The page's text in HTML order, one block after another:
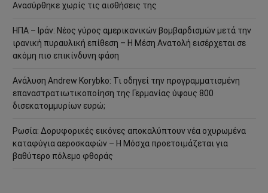
Ανασύρθηκε χωρίς τις αισθήσεις της
ΗΠΑ – Ιράν: Νέος γύρος αμερικανικών βομβαρδισμών μετά την
ιρανική πυραυλική επίθεση – Η Μέση Ανατολή εισέρχεται σε
ακόμη πιο επικίνδυνη φάση
Ανάλυση Andrew Korybko: Τι οδηγεί την προγραμματισμένη
επαναστρατιωτικοποίηση της Γερμανίας ύψους 800
δισεκατομμυρίων ευρώ;
Ρωσία: Δορυφορικές εικόνες αποκαλύπτουν νέα οχυρωμένα
καταφύγια αεροσκαφών – Η Μόσχα προετοιμάζεται για
βαθύτερο πόλεμο φθοράς